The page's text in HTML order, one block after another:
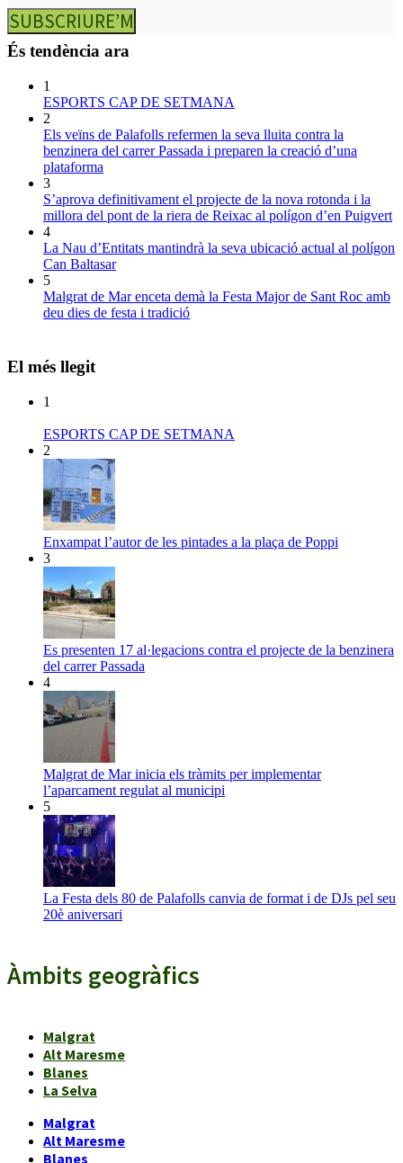
SUBSCRIURE’M
És tendència ara
1
ESPORTS CAP DE SETMANA
2
Els veïns de Palafolls refermen la seva lluita contra la
benzinera del carrer Passada i preparen la creació d’una
plataforma
3
S’aprova definitivament el projecte de la nova rotonda i la
millora del pont de la riera de Reixac al polígon d’en Puigvert
4
La Nau d’Entitats mantindrà la seva ubicació actual al polígon
Can Baltasar
5
Malgrat de Mar enceta demà la Festa Major de Sant Roc amb
deu dies de festa i tradició
El més llegit
1
ESPORTS CAP DE SETMANA
2
Enxampat l’autor de les pintades a la plaça de Poppi
3
Es presenten 17 al·legacions contra el projecte de la benzinera
del carrer Passada
4
Malgrat de Mar inicia els tràmits per implementar
l’aparcament regulat al municipi
5
La Festa dels 80 de Palafolls canvia de format i de DJs pel seu
20è aniversari
Àmbits geogràfics
Malgrat
Alt Maresme
Blanes
La Selva
Malgrat
Alt Maresme
Blanes